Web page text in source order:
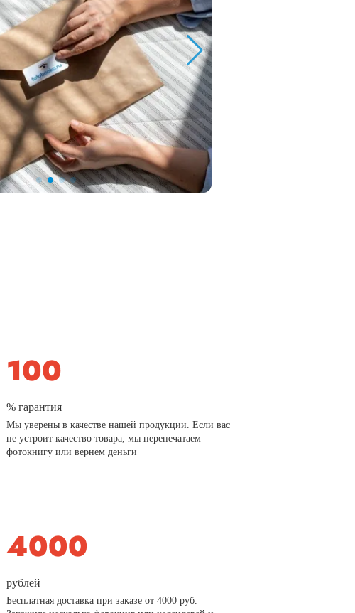
% гарантия
Мы уверены в качестве нашей продукции. Если вас
не устроит качество товара, мы перепечатаем
фотокнигу или вернем деньги
рублей
Бесплатная доставка при заказе от 4000 руб.